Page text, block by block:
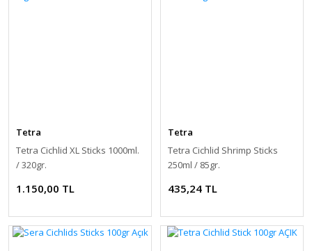
Tetra
Tetra Cichlid XL Sticks 1000ml.
/ 320gr.
1.150,00 TL
Tetra
Tetra Cichlid Shrimp Sticks
250ml / 85gr.
435,24 TL